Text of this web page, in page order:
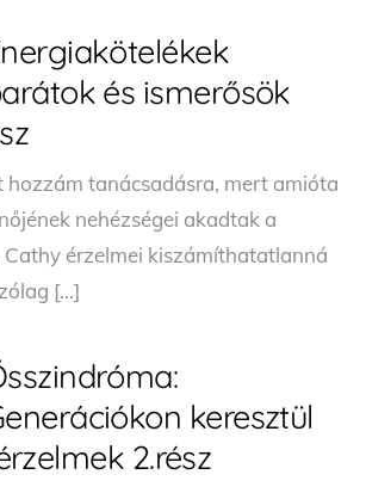
és ismerősök
tanácsadásra, mert amióta
nehézségei akadtak a
érzelmei kiszámíthatatlanná
[…]
keresztül
2.rész